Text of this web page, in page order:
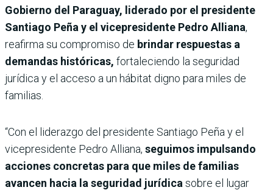
Gobierno del Paraguay, liderado por el presidente
Santiago Peña y el vicepresidente Pedro Alliana,
reafirma su compromiso de brindar respuestas a
demandas históricas, fortaleciendo la seguridad
jurídica y el acceso a un hábitat digno para miles de
familias.
“Con el liderazgo del presidente Santiago Peña y el
vicepresidente Pedro Alliana, seguimos impulsando
acciones concretas para que miles de familias
avancen hacia la seguridad jurídica sobre el lugar